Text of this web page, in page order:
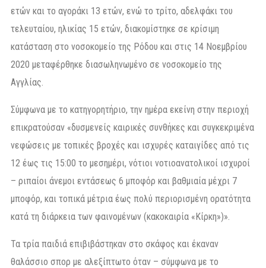
ετών και το αγοράκι 13 ετών, ενώ το τρίτο, αδελφάκι του
τελευταίου, ηλικίας 15 ετών, διακομίστηκε σε κρίσιμη
κατάσταση στο νοσοκομείο της Ρόδου και στις 14 Νοεμβρίου
2020 μεταφέρθηκε διασωληνωμένο σε νοσοκομείο της
Αγγλίας.
Σύμφωνα με το κατηγορητήριο, την ημέρα εκείνη στην περιοχή
επικρατούσαν «δυσμενείς καιρικές συνθήκες και συγκεκριμένα
νεφώσεις με τοπικές βροχές και ισχυρές καταιγίδες από τις
12 έως τις 15:00 το μεσημέρι, νότιοι νοτιοανατολικοί ισχυροί
– ριπαίοι άνεμοι εντάσεως 6 μποφόρ και βαθμιαία μέχρι 7
μποφόρ, και τοπικά μέτρια έως πολύ περιορισμένη ορατότητα
κατά τη διάρκεια των φαινομένων (κακοκαιρία «Κίρκη»)».
Τα τρία παιδιά επιβιβάστηκαν στο σκάφος και έκαναν
θαλάσσιο σπορ με αλεξίπτωτο όταν – σύμφωνα με το